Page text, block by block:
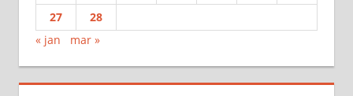
27
28
« jan
mar »